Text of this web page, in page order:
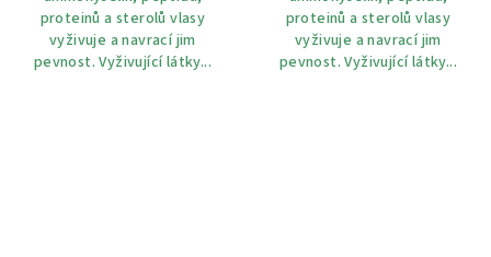
proteinů a sterolů vlasy
vyživuje a navrací jim
pevnost. Vyživující látky...
proteinů a sterolů vlasy
vyživuje a navrací jim
pevnost. Vyživující látky...